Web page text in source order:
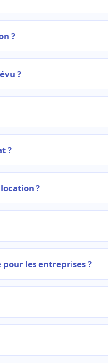
?
?
?
?
les entreprises ?